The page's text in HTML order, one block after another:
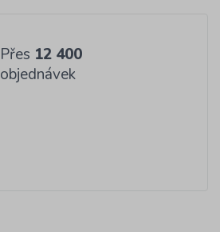
Přes 12 400
objednávek